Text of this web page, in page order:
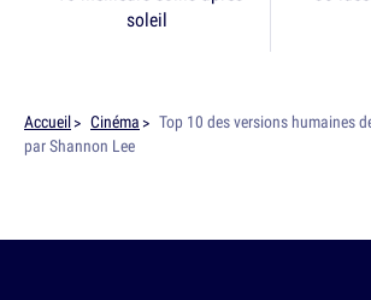
soleil
Accueil Cinéma
Top 10 des versions humaines
par Shannon Lee